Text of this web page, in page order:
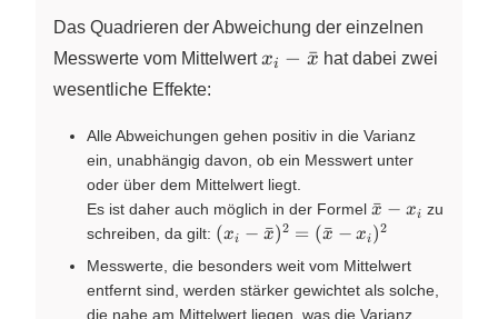
Das Quadrieren der Abweichung der einzelnen
Messwerte vom Mittelwert x_i -
xi − x
ˉ hat dabei zwei
wesentliche Effekte:
Alle Abweichungen gehen positiv in die Varianz
ein, unabhängig davon, ob ein Messwert unter
oder über dem Mittelwert liegt.
Es ist daher auch möglich in der Formel \bar{x}
- x_i
x
ˉ − xi zu
schreiben, da gilt: {(x_i -
\bar{x})^2
= (\bar{x}
- x_i)^2}
(xi − x
ˉ)2 = (x
ˉ − xi)2
Messwerte, die besonders weit vom Mittelwert
entfernt sind, werden stärker gewichtet als solche,
die nahe am Mittelwert liegen, was die Varianz